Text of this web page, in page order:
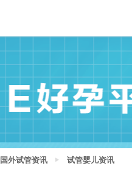
国外试管资讯 试管婴儿资讯